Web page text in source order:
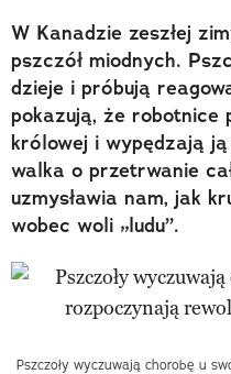
W Kanadzie zeszłej
pszczół miodnych.
dzieje i próbują
pokazują, że
królowej i wypędzają
walka o przetrwanie
uzmysławia nam, jak
wobec woli „ludu”.
Pszczoły wyczuwają chorobę u